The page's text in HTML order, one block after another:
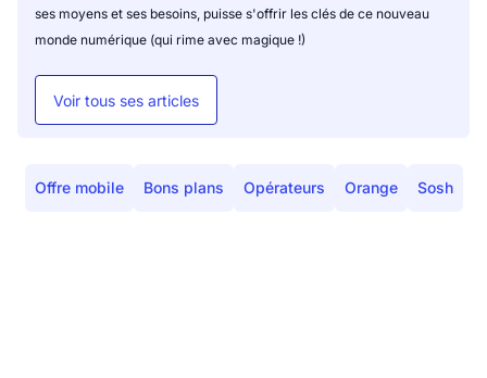
ses moyens et ses besoins, puisse s'offrir les clés de ce nouveau
monde numérique (qui rime avec magique !)
Voir tous ses articles
Offre mobile Bons plans Opérateurs Orange Sosh